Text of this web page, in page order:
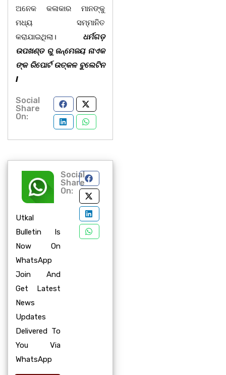
ଅନେକ କଳାକାର ମାନଙ୍କୁ
ମଧ୍ୟ ସମ୍ମାନିତ
କରାଯାଇଥିଲା। ଧର୍ମଗଡ଼
ଉପଖଣ୍ଡ ରୁ ଜନ୍ମେଜୟ ନାଏକ
ଙ୍କ ରିପୋର୍ଟ ଉତ୍କଳ ବୁଲେଟିନ
I
Social
Share
On:
Utkal
Bulletin Is
Now On
WhatsApp
Join And
Get Latest
News
Updates
Delivered To
You Via
WhatsApp
Social
Share
On: